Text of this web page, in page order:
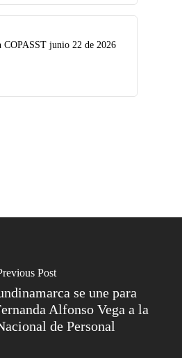
junio 22 de 2026
Post
se une para
Alfonso Vega a la
de Personal